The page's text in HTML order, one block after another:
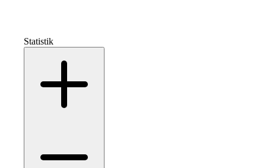
Statistik